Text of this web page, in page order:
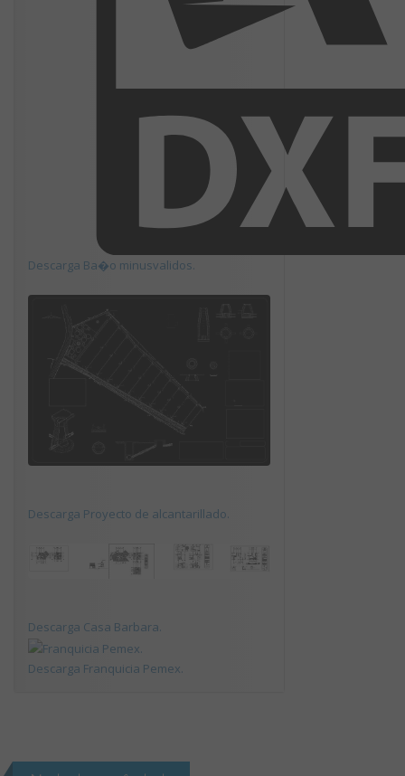
Descarga Ba�o minusvalidos.
Descarga Proyecto de alcantarillado.
Descarga Casa Barbara.
Descarga Franquicia Pemex.